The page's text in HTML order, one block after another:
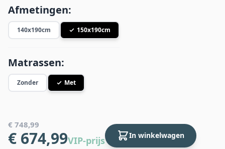
Afmetingen:
140x190cm 150x190cm
Matrassen:
Zonder Met
€ 748,99
€ 674,99VIP-prijs In winkelwagen